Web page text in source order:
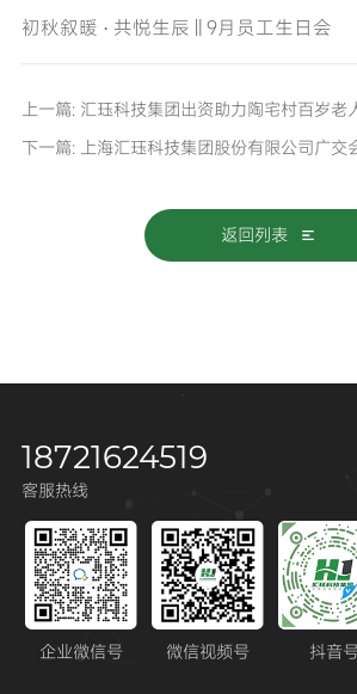
初秋叙暖 · 共悦生辰 ‖ 9月员工生日会
下一篇: 上海汇珏科技集团股份有限公司广交
返回列表
18721624519
客服热线
企业微信号 微信视频号 抖音